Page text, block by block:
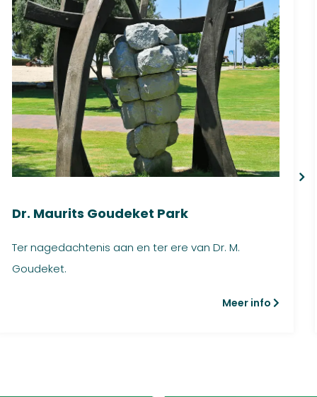
Dr. Maurits Goudeket Park
Ter nagedachtenis aan en ter ere van Dr. M.
Goudeket.
Meer info